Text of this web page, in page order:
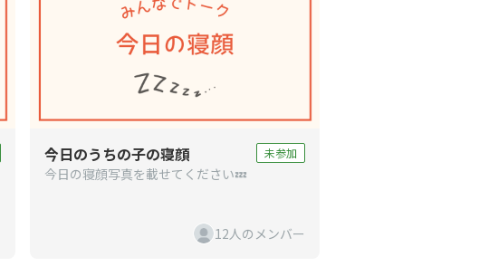
今日のうちの子の寝顔 未参加
今日の寝顔写真を載せてください💤
12人のメンバー